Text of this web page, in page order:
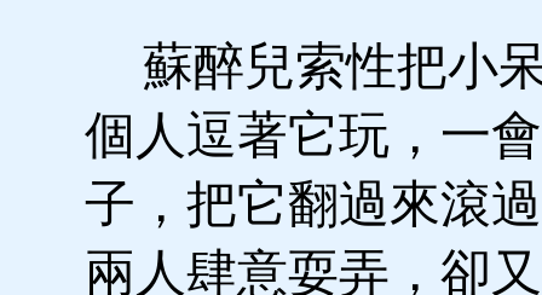
蘇醉兒索性把小
個人逗著它玩，一
子，把它翻過來滾
兩人肆意耍弄，卻